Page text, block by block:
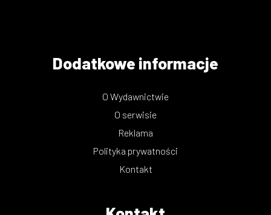
Dodatkowe informacje
O Wydawnictwie
O serwisie
Reklama
Polityka prywatności
Kontakt